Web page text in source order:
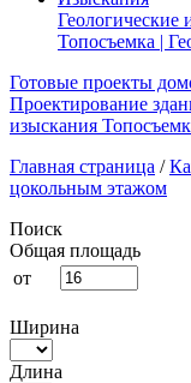
Геологические
Топосъемка |
Готовые проекты
Проектирование
изыскания
Главная страница /
цокольным этажом
Поиск
Общая площадь
от
Ширина
Длина